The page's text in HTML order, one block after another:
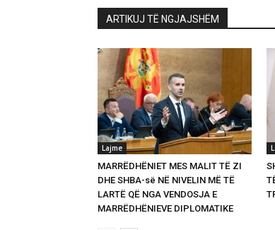
ARTIKUJ TË NGJAJSHËM
Lajme
MARRËDHËNIET MES MALIT TË ZI
DHE SHBA-së NË NIVELIN MË TË
LARTË QË NGA VENDOSJA E
MARRËDHËNIEVE DIPLOMATIKE